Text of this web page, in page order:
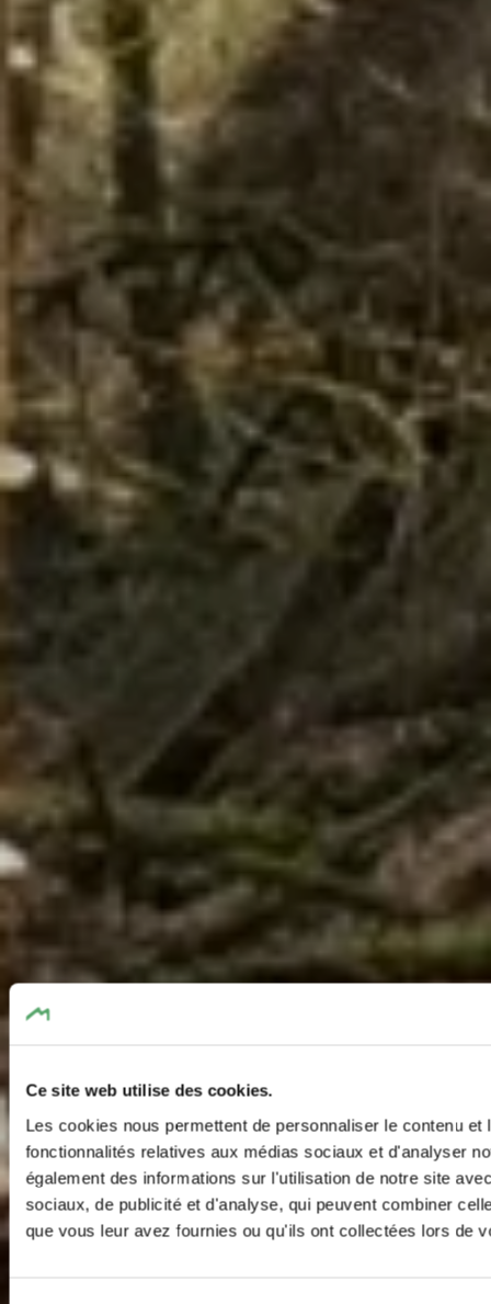
Ce site web utilise des cookies.
Les cookies nous permettent de personnaliser le contenu
fonctionnalités relatives aux médias sociaux et d'analyser
également des informations sur l'utilisation de notre site
sociaux, de publicité et d'analyse, qui peuvent combiner
que vous leur avez fournies ou qu'ils ont collectées lors de